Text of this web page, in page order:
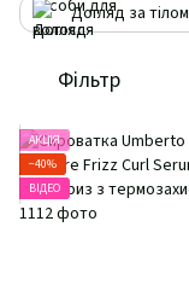
Догляд за тілом
Фільтр
АКЦІЯ
−40%
ВІДЕО